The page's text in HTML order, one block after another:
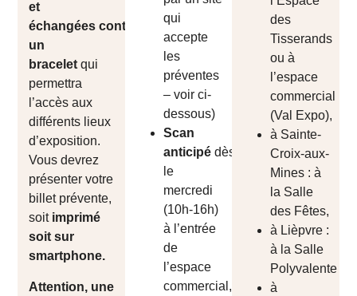
et
échangées contre
un
braceletqui
permettra
l’accès aux
différents lieux
d’exposition.
Vous devrez
présenter votre
billet prévente,
soitimprimé
soit sur
smartphone.
Attention, une
qui
accepte
les
préventes
– voir ci-
dessous)
Scan
anticipédès
le
mercredi
(10h-16h)
à l’entrée
de
l’espace
commercial,
des
Tisserands
ou à
l’espace
commercial
(Val Expo),
à Sainte-
Croix-aux-
Mines : à
la Salle
des Fêtes,
à Lièpvre :
à la Salle
Polyvalente
à